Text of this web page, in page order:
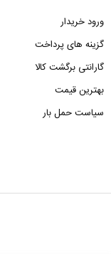
ورود خریدار
گزینه های پرداخت
گارانتی برگشت کالا
بهترین قیمت
سیاست حمل بار